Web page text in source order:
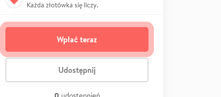
Każda złotówka się liczy.
Wpłać teraz
Udostępnij